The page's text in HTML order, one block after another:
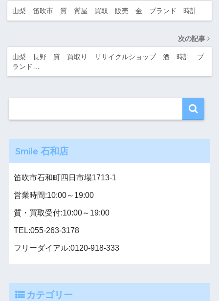
山梨 笛吹市 質 質屋 買取 販売 金 ブランド 時計
次の記事
山梨 長野 質 買取り リサイクルショップ 酒 時計 ブ
ランド…
Smile 石和店
笛吹市石和町四日市場1713-1
営業時間:10:00～19:00
質・買取受付:10:00～19:00
TEL:055-263-3178
フリーダイアル:0120-918-333
カテゴリー